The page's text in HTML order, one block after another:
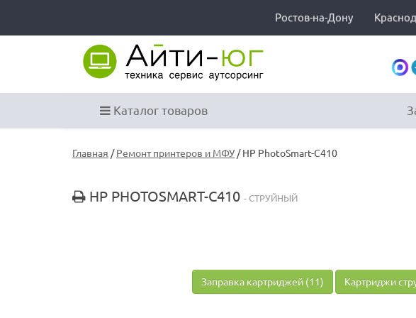
Ростов-на-Дону
Каталог товаров
Главная /Ремонт принтеров и МФУ / HP PhotoSmart-C410
HP PHOTOSMART-C410 - СТРУЙНЫЙ
Заправка картриджей (11) Картриджи